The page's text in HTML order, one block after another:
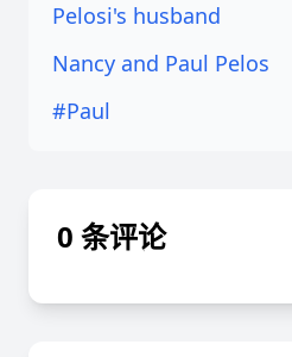
Pelosi's husband
Nancy and Paul Pelos
#Paul
0 条评论